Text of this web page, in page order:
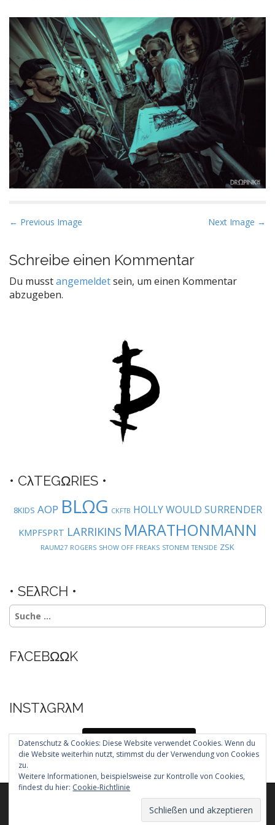
P
s
t
n
a
← Previous Image Next Image →
Schreibe einen Kommentar
Du musstangemeldetsein, um einen Kommentar
abzugeben.
• CλTEGΩRIES •
8KIDS AOP BLΩG CKFTB HOLLY WOULD SURRENDER
KMPFSPRT LARRIKINS MARATHONMANN
RAUM27 ROGERS SHOW OFF FREAKS STONEM TENSIDE ZSK
• SEλRCH •
Suche
nach:
FλCEBΩΩK
INSTλGRλM
Folg mir auf Instagram
. All Rights Reserved.
The Arcade Basic Theme bybavotasan.com.
Datenschutz & Cookies: Diese Website verwendet Cookies. Wenn du
die Website weiterhin nutzt, stimmst du der Verwendung von Cookies
zu.
Weitere Informationen, beispielsweise zur Kontrolle von Cookies,
findest du hier: Cookie-Richtlinie